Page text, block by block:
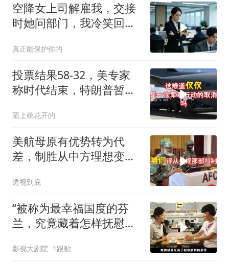
空降女上司解雇我，交接
时她问部门，我冷笑回
真正能保护你的
投票结果58-32，美专家
称时代结束，特朗普暂不
陌上桃花开的
美航母原有优势转为代
差，制胜从中方理想变为
透视到底
“被称为最幸福国度的芬
兰，究竟藏着怎样抚慰人
影视大剧院 1跟贴